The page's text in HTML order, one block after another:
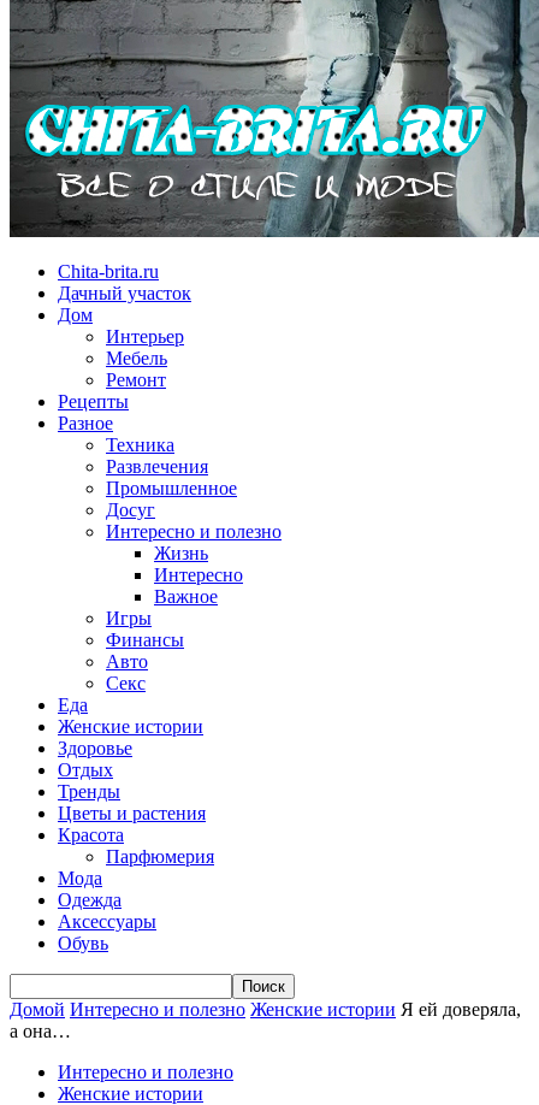
Chita-brita.ru
Дачный участок
Дом
Интерьер
Мебель
Ремонт
Рецепты
Разное
Техника
Развлечения
Промышленное
Досуг
Интересно и полезно
Жизнь
Интересно
Важное
Игры
Финансы
Авто
Секс
Еда
Женские истории
Здоровье
Отдых
Тренды
Цветы и растения
Красота
Парфюмерия
Мода
Одежда
Аксессуары
Обувь
Домой Интересно и полезно Женские истории Я ей доверяла,
а она…
Интересно и полезно
Женские истории